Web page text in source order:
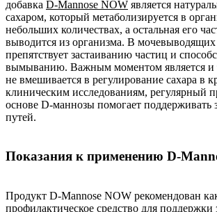
добавка D-Mannose NOW является
сахаром, который метаболизируется в
небольших количествах, а остальная его
выводится из организма. В
препятствует застаиванию частиц и
вымыванию. Важным моментом является и
не вмешивается в регулирование сахара в
клиническим исследованиям, регулярный
основе D-маннозы помогает поддерживать
путей.
Показания к применению D-
Продукт D-Mannose NOW рекомендован
профилактическое средство для поддержки